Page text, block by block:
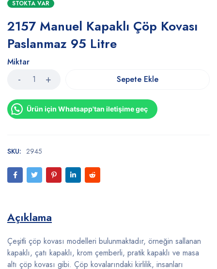
STOKTA VAR
2157 Manuel Kapaklı Çöp Kovası
Paslanmaz 95 Litre
Miktar
Sepete Ekle
Ürün için Whatsapp'tan iletişime geç
SKU: 2945
Açıklama
Çeşitli çöp kovası modelleri bulunmaktadır, örneğin sallanan
kapaklı, çatı kapaklı, krom çemberli, pratik kapaklı ve masa
altı çöp kovası gibi. Çöp kovalarındaki kirlilik, insanları